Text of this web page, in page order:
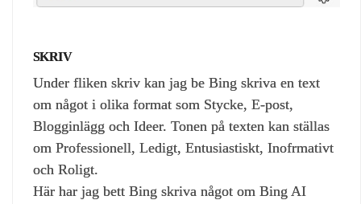
SKRIV
Under fliken skriv kan jag be Bing skriva en text
om något i olika format som Stycke, E-post,
Blogginlägg och Ideer. Tonen på texten kan ställas
om Professionell, Ledigt, Entusiastiskt, Inofrmativt
och Roligt.
Här har jag bett Bing skriva något om Bing AI